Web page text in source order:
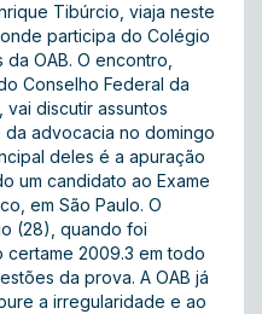
Tibúrcio, viaja neste
participa do Colégio
OAB. O encontro,
Conselho Federal da
vai discutir assuntos
advocacia no domingo
deles é a apuração
um candidato ao Exame
em São Paulo. O
(28), quando foi
2009.3 em todo
da prova. A OAB já
a irregularidade e ao